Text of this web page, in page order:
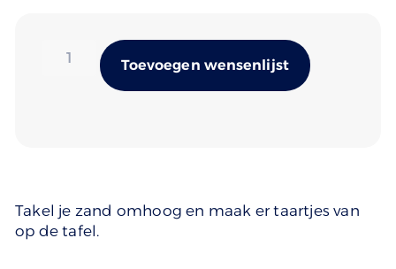
Toevoegen wensenlijst
Takel je zand omhoog en maak er taartjes van
op de tafel.